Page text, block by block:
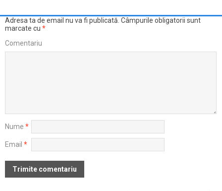
Adresa ta de email nu va fi publicată. Câmpurile obligatorii sunt
marcate cu *
Comentariu
Nume *
Email *